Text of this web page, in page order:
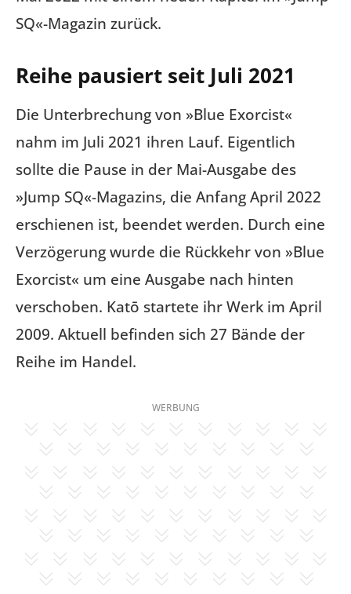
SQ«-Magazin zurück.
Reihe pausiert seit Juli 2021
Die Unterbrechung von »Blue Exorcist«
nahm im Juli 2021 ihren Lauf. Eigentlich
sollte die Pause in der Mai-Ausgabe des
»Jump SQ«-Magazins, die Anfang April 2022
erschienen ist, beendet werden. Durch eine
Verzögerung wurde die Rückkehr von »Blue
Exorcist« um eine Ausgabe nach hinten
verschoben. Katō startete ihr Werk im April
2009. Aktuell befinden sich 27 Bände der
Reihe im Handel.
WERBUNG